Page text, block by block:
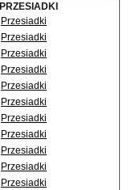
PRZESIADKI
Przesiadki
Przesiadki
Przesiadki
Przesiadki
Przesiadki
Przesiadki
Przesiadki
Przesiadki
Przesiadki
Przesiadki
Przesiadki